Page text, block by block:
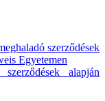
szerződések
Egyetemen
alapján